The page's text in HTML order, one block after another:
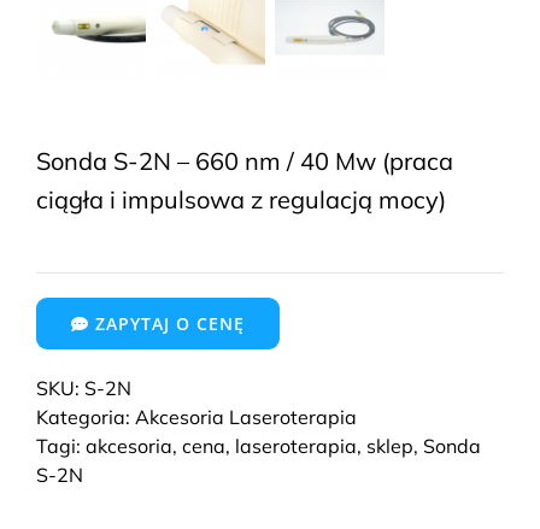
Sonda S-2N – 660 nm / 40 Mw (praca
ciągła i impulsowa z regulacją mocy)
ZAPYTAJ O CENĘ
SKU: S-2N
Kategoria: Akcesoria Laseroterapia
Tagi: akcesoria, cena, laseroterapia, sklep, Sonda
S-2N